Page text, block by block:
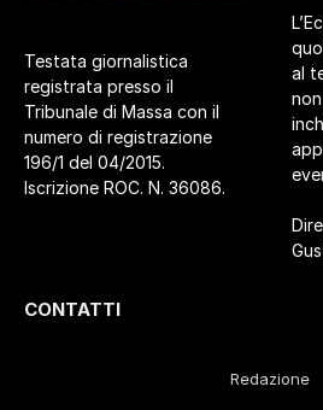
Testata giornalistica
registrata presso il
Tribunale di Massa con il
numero di registrazione
196/1 del 04/2015.
Iscrizione ROC. N. 36086.
al
CONTATTI
Redazione